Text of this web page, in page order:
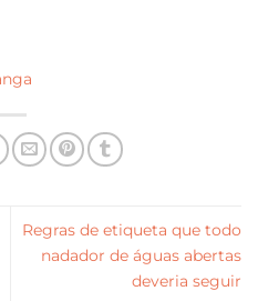
Regras de etiqueta que todo
nadador de águas abertas
deveria seguir